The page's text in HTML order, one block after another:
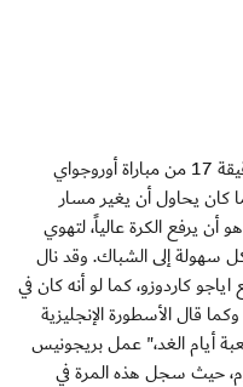
مر جويل بريجونيس بوقت عصيب في الدقيقة 17 من مباراة أوروجواي
كان يحاول أن يغير مسار
أن يرفع الكرة عالياً، لتهوي
إلى الشباك. وقد نال
كاردوزو، كما لو أنه كان في
قال الأسطورة الإنجليزية
لعبة أيام الغد،" عمل بريجونيس
حيث سجل هذه المرة في